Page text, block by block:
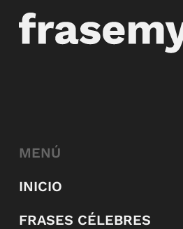
MENÚ
INICIO
FRASES CÉLEBRES